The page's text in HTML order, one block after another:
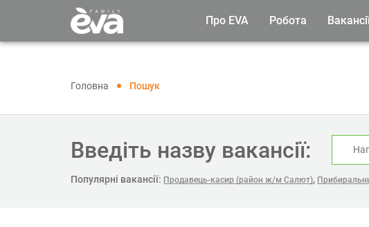
Про EVA Робота
Головна Пошук
Введіть назву вакансії:
Популярні вакансії: Продавець-касир (район ж/м Салют),